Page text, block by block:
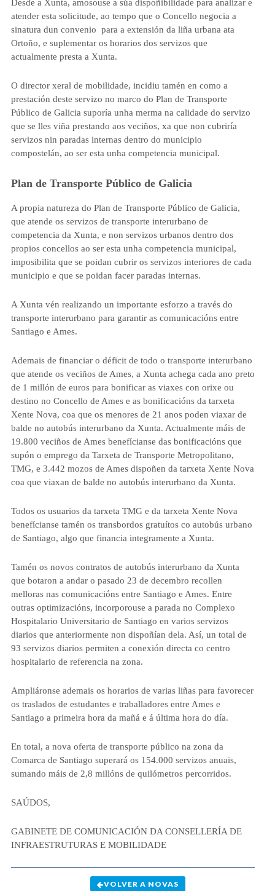
Desde a Xunta, amosouse a súa dispoñibilidade para analizar e
atender esta solicitude, ao tempo que o Concello negocia a
sinatura dun convenio para a extensión da liña urbana ata
Ortoño, e suplementar os horarios dos servizos que
actualmente presta a Xunta.
O director xeral de mobilidade, incidiu tamén en como a
prestación deste servizo no marco do Plan de Transporte
Público de Galicia suporía unha merma na calidade do servizo
que se lles viña prestando aos veciños, xa que non cubriría
servizos nin paradas internas dentro do municipio
compostelán, ao ser esta unha competencia municipal.
Plan de Transporte Público de Galicia
A propia natureza do Plan de Transporte Público de Galicia,
que atende os servizos de transporte interurbano de
competencia da Xunta, e non servizos urbanos dentro dos
propios concellos ao ser esta unha competencia municipal,
imposibilita que se poidan cubrir os servizos interiores de cada
municipio e que se poidan facer paradas internas.
A Xunta vén realizando un importante esforzo a través do
transporte interurbano para garantir as comunicacións entre
Santiago e Ames.
Ademais de financiar o déficit de todo o transporte interurbano
que atende os veciños de Ames, a Xunta achega cada ano preto
de 1 millón de euros para bonificar as viaxes con orixe ou
destino no Concello de Ames e as bonificacións da tarxeta
Xente Nova, coa que os menores de 21 anos poden viaxar de
balde no autobús interurbano da Xunta. Actualmente máis de
19.800 veciños de Ames benefícianse das bonificacións que
supón o emprego da Tarxeta de Transporte Metropolitano,
TMG, e 3.442 mozos de Ames dispoñen da tarxeta Xente Nova
coa que viaxan de balde no autobús interurbano da Xunta.
Todos os usuarios da tarxeta TMG e da tarxeta Xente Nova
benefícianse tamén os transbordos gratuítos co autobús urbano
de Santiago, algo que financia integramente a Xunta.
Tamén os novos contratos de autobús interurbano da Xunta
que botaron a andar o pasado 23 de decembro recollen
melloras nas comunicacións entre Santiago e Ames. Entre
outras optimizacións, incorporouse a parada no Complexo
Hospitalario Universitario de Santiago en varios servizos
diarios que anteriormente non dispoñían dela. Así, un total de
93 servizos diarios permiten a conexión directa co centro
hospitalario de referencia na zona.
Ampliáronse ademais os horarios de varias liñas para favorecer
os traslados de estudantes e traballadores entre Ames e
Santiago a primeira hora da mañá e á última hora do día.
En total, a nova oferta de transporte público na zona da
Comarca de Santiago superará os 154.000 servizos anuais,
sumando máis de 2,8 millóns de quilómetros percorridos.
SAÚDOS,
GABINETE DE COMUNICACIÓN DA CONSELLERÍA DE
INFRAESTRUTURAS E MOBILIDADE
VOLVER A NOVAS